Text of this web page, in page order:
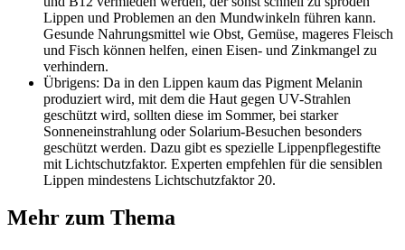
Lippen und Problemen an den Mundwinkeln führen kann.
Gesunde Nahrungsmittel wie Obst, Gemüse, mageres Fleisch
und Fisch können helfen, einen Eisen- und Zinkmangel zu
verhindern.
Übrigens: Da in den Lippen kaum das Pigment Melanin
produziert wird, mit dem die Haut gegen UV-Strahlen
geschützt wird, sollten diese im Sommer, bei starker
Sonneneinstrahlung oder Solarium-Besuchen besonders
geschützt werden. Dazu gibt es spezielle Lippenpflegestifte
mit Lichtschutzfaktor. Experten empfehlen für die sensiblen
Lippen mindestens Lichtschutzfaktor 20.
Mehr zum Thema